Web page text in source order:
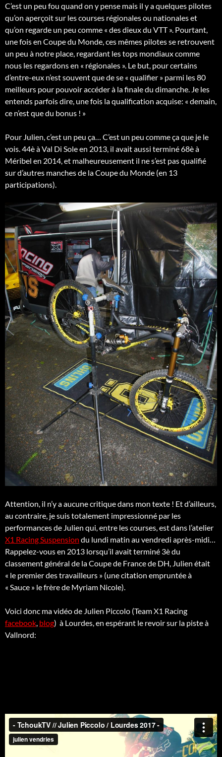
C’est un peu fou quand on y pense mais il y a quelques pilotes
qu’on aperçoit sur les courses régionales ou nationales et
qu’on regarde un peu comme « des dieux du VTT ». Pourtant,
une fois en Coupe du Monde, ces mêmes pilotes se retrouvent
un peu à notre place, regardant les tops mondiaux comme
nous les regardons en « régionales ». Le but, pour certains
d’entre-eux n’est souvent que de se « qualifier » parmi les 80
meilleurs pour pouvoir accéder à la finale du dimanche. Je les
entends parfois dire, une fois la qualification acquise: « demain,
ce n’est que du bonus ! »
Pour Julien, c’est un peu ça… C’est un peu comme ça que je le
vois. 44è à Val Di Sole en 2013, il avait aussi terminé 68è à
Méribel en 2014, et malheureusement il ne s’est pas qualifié
sur d’autres manches de la Coupe du Monde (en 13
participations).
Attention, il n’y a aucune critique dans mon texte ! Et d’ailleurs,
au contraire, je suis totalement impressionné par les
performances de Julien qui, entre les courses, est dans l’atelier
X1 Racing Suspension du lundi matin au vendredi après-midi…
Rappelez-vous en 2013 lorsqu’il avait terminé 3è du
classement général de la Coupe de France de DH, Julien était
« le premier des travailleurs » (une citation empruntée à
« Sauce » le frère de Myriam Nicole).
Voici donc ma vidéo de Julien Piccolo (Team X1 Racing
facebook blog) à Lourdes, en espérant le revoir sur la piste à
Vallnord: